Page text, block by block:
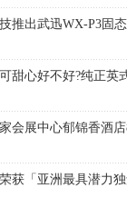
推出武迅WX-P3固
甜心好不好?纯正英
会展中心郁锦香酒
获「亚洲最具潜力